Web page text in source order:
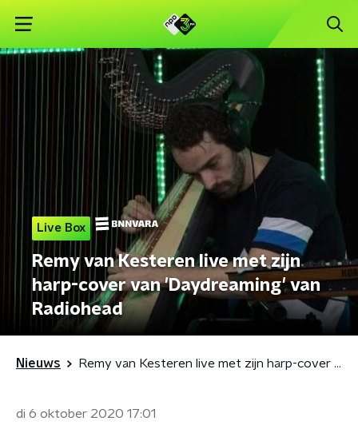
Live Box
Remy van Kesteren live met zijn
harp-cover van 'Daydreaming' van
Radiohead
Nieuws Remy van Kesteren live met zijn harp-cover van 'Daydreaming' van Radiohead
di 6 oktober 2020 17:01